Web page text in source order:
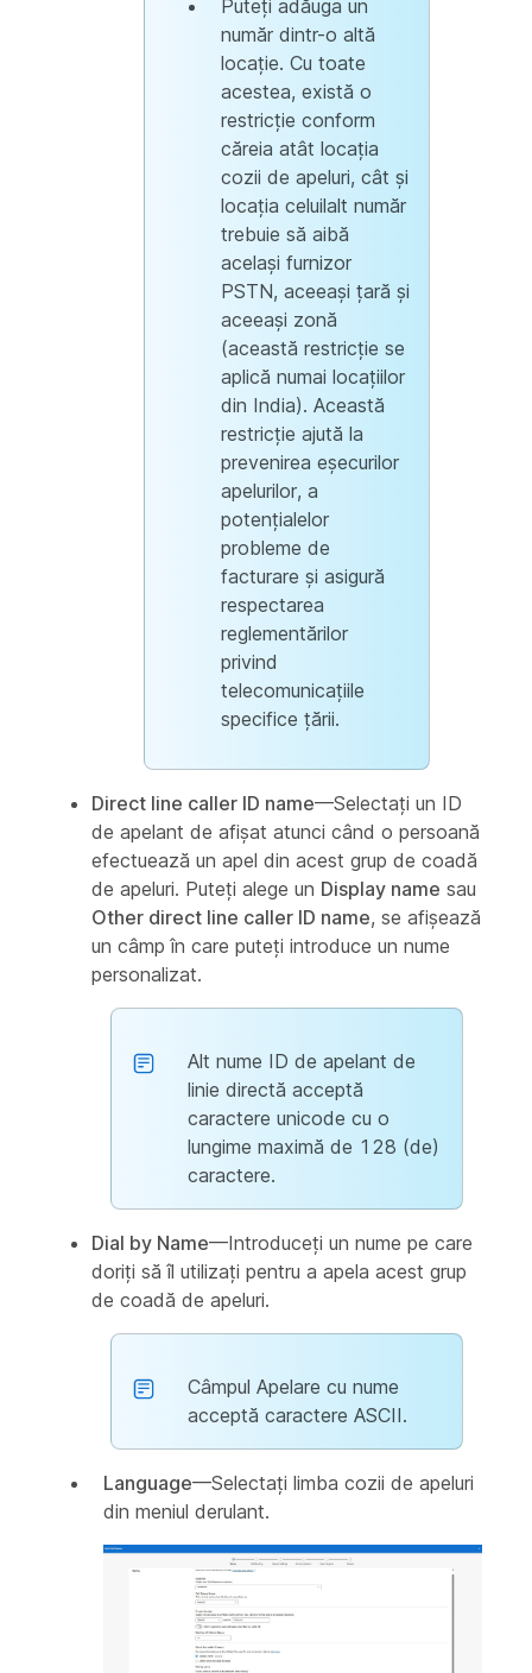
Puteți adăuga un
număr dintr-o altă
locație. Cu toate
acestea, există o
restricție conform
căreia atât locația
cozii de apeluri, cât și
locația celuilalt număr
trebuie să aibă
același furnizor
PSTN, aceeași țară și
aceeași zonă
(această restricție se
aplică numai locațiilor
din India). Această
restricție ajută la
prevenirea eșecurilor
apelurilor, a
potențialelor
probleme de
facturare și asigură
respectarea
reglementărilor
privind
telecomunicațiile
specifice țării.
Direct line caller ID name—Selectați un ID
de apelant de afișat atunci când o persoană
efectuează un apel din acest grup de coadă
de apeluri. Puteți alege un Display name sau
Other direct line caller ID name, se afișează
un câmp în care puteți introduce un nume
personalizat.
Alt nume ID de apelant de
linie directă acceptă
caractere unicode cu o
lungime maximă de 128 (de)
caractere.
Dial by Name—Introduceți un nume pe care
doriți să îl utilizați pentru a apela acest grup
de coadă de apeluri.
Câmpul Apelare cu nume
acceptă caractere ASCII.
Language—Selectați limba cozii de apeluri
din meniul derulant.